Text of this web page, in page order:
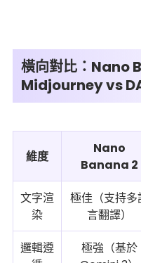
橫向對比：Nano
Midjourney vs
維度
Nano
Banana 2
文字渲
染
極佳（支持多
言翻譯）
邏輯遵
極強（基於